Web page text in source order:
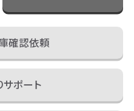
確認依頼
ポート